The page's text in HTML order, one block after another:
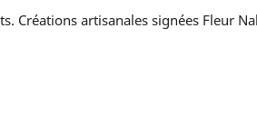
Créations artisanales signées Fleur